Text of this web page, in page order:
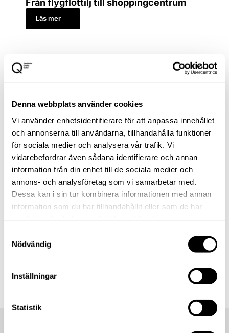
Denna webbplats använder cookies
Vi använder enhetsidentifierare för att anpassa innehållet
och annonserna till användarna, tillhandahålla funktioner
för sociala medier och analysera vår trafik. Vi
vidarebefordrar även sådana identifierare och annan
information från din enhet till de sociala medier och
annons- och analysföretag som vi samarbetar med.
Dessa kan i sin tur kombinera informationen med annan
information som du har tillhandahållit eller som de har
Nödvändig
Inställningar
Statistik
Från flygflottilj till shoppingcentrum
Läs mer